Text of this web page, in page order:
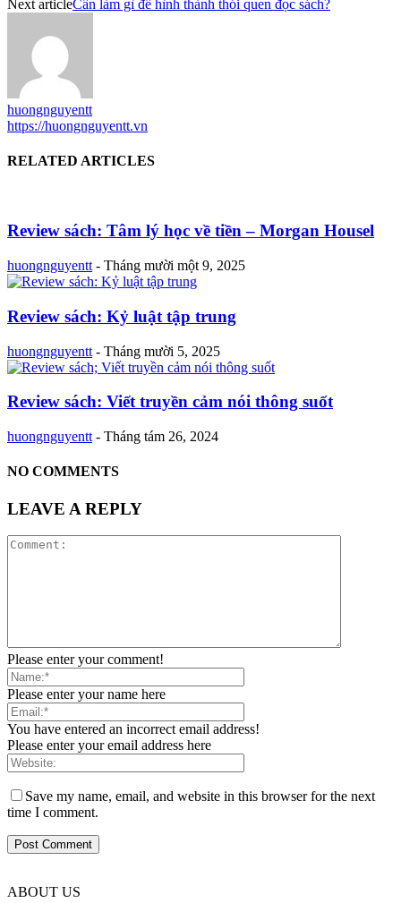
Next articleCần làm gì để hình thành thói quen đọc sách?
huongnguyentt
https://huongnguyentt.vn
RELATED ARTICLES
Review sách: Tâm lý học về tiền – Morgan Housel
huongnguyentt - Tháng mười một 9, 2025
Review sách: Kỷ luật tập trung
huongnguyentt - Tháng mười 5, 2025
Review sách: Viết truyền cảm nói thông suốt
huongnguyentt - Tháng tám 26, 2024
NO COMMENTS
LEAVE A REPLY
Please enter your comment!
Please enter your name here
You have entered an incorrect email address!
Please enter your email address here
Save my name, email, and website in this browser for the next
time I comment.
ABOUT US